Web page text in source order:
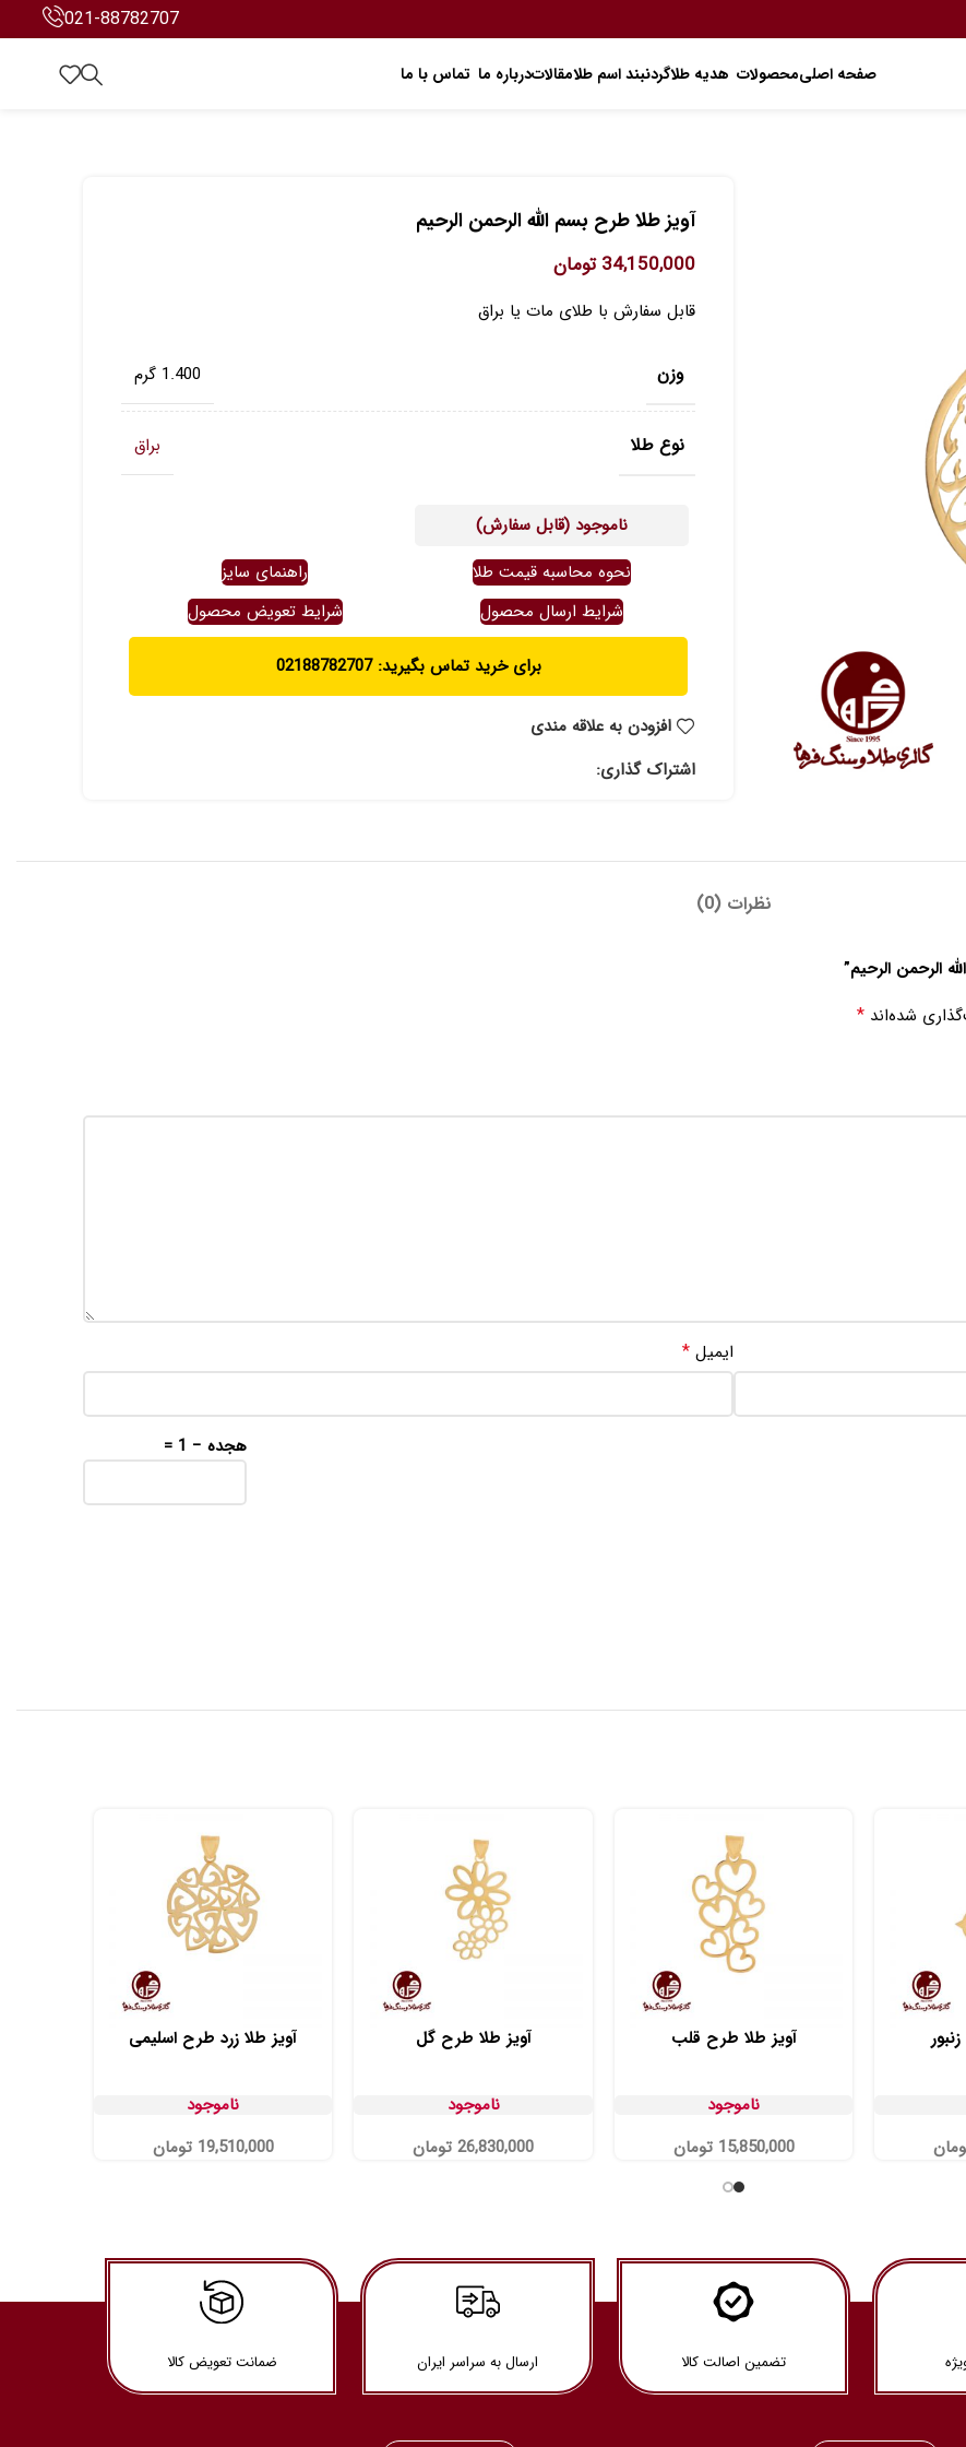
021-88782707
صفحه اصلیمحصولات هدیه طلاگردنبند اسم طلامقالاتدرباره ما تماس با ما
آویز طلا طرح بسم الله الرحمن الرحیم
34,150,000 تومان
قابل سفارش با طلای مات یا براق
وزن 1.400 گرم
نوع طلا براق
ناموجود (قابل سفارش)
نحوه محاسبه قیمت طلا
راهنمای سایز
شرایط ارسال محصول
شرایط تعویض محصول
برای خرید تماس بگیرید: 02188782707
افزودن به علاقه مندی
اشتراک گذاری:
نظرات (0)
الرحمن الرحیم”
شده‌اند *
ایمیل *
هجده − 1 =
آویز طلا طرح قلب
ناموجود
15,850,000 تومان
آویز طلا طرح گل
ناموجود
26,830,000 تومان
آویز طلا زرد طرح اسلیمی
ناموجود
19,510,000 تومان
تضمین اصالت کالا ارسال به سراسر ایران ضمانت تعویض کالا